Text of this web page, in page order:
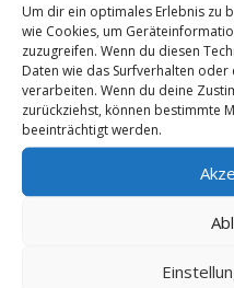
Um dir ein optimales Erlebnis zu
wie Cookies, um
zuzugreifen. Wenn du diesen
Daten wie das Surfverhalten
verarbeiten. Wenn du deine
zurückziehst, können bestimmte
beeinträchtigt werden.
Telefon:+49 (0) 25
Fax: +49 (0) 25 23 /
E-Mail:
Besuchen Sie uns